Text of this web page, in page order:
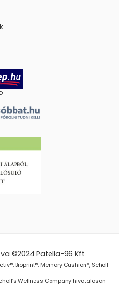
©2024Patella-96 Kft.
Bioprint®, Memory Cushion®, Scholl
Wellness Company hivatalosan